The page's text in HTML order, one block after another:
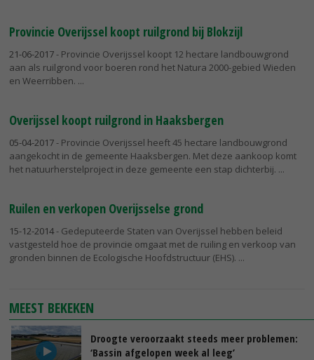
Provincie Overijssel koopt ruilgrond bij Blokzijl
21-06-2017- Provincie Overijssel koopt 12 hectare landbouwgrond
aan als ruilgrond voor boeren rond het Natura 2000-gebied Wieden
en Weerribben.
Overijssel koopt ruilgrond in Haaksbergen
05-04-2017- Provincie Overijssel heeft 45 hectare landbouwgrond
aangekocht in de gemeente Haaksbergen. Met deze aankoop komt
het natuurherstelproject in deze gemeente een stap dichterbij.
Ruilen en verkopen Overijsselse grond
15-12-2014- Gedeputeerde Staten van Overijssel hebben beleid
vastgesteld hoe de provincie omgaat met de ruiling en verkoop van
gronden binnen de Ecologische Hoofdstructuur (EHS).
MEEST BEKEKEN
Droogte veroorzaakt steeds meer problemen:
‘Bassin afgelopen week al leeg’